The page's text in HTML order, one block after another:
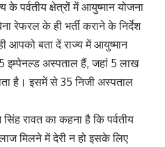
के पर्वतीय क्षेत्रों में आयुष्मान योजना
रेफरल के ही भर्ती कराने के निर्देश
आपको बता दें राज्य में आयुष्मान
इम्पेनल्ड अस्पताल हैं, जहां 5 लाख
है। इसमें से 35 निजी अस्पताल
रावत का कहना है कि पर्वतीय
मिलने में देरी न हो इसके लिए